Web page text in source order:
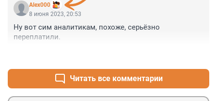
Alex000
8 июня 2023, 20:53
Ну вот сим аналитикам, похоже, серьёзно
переплатили.
Читать все комментарии